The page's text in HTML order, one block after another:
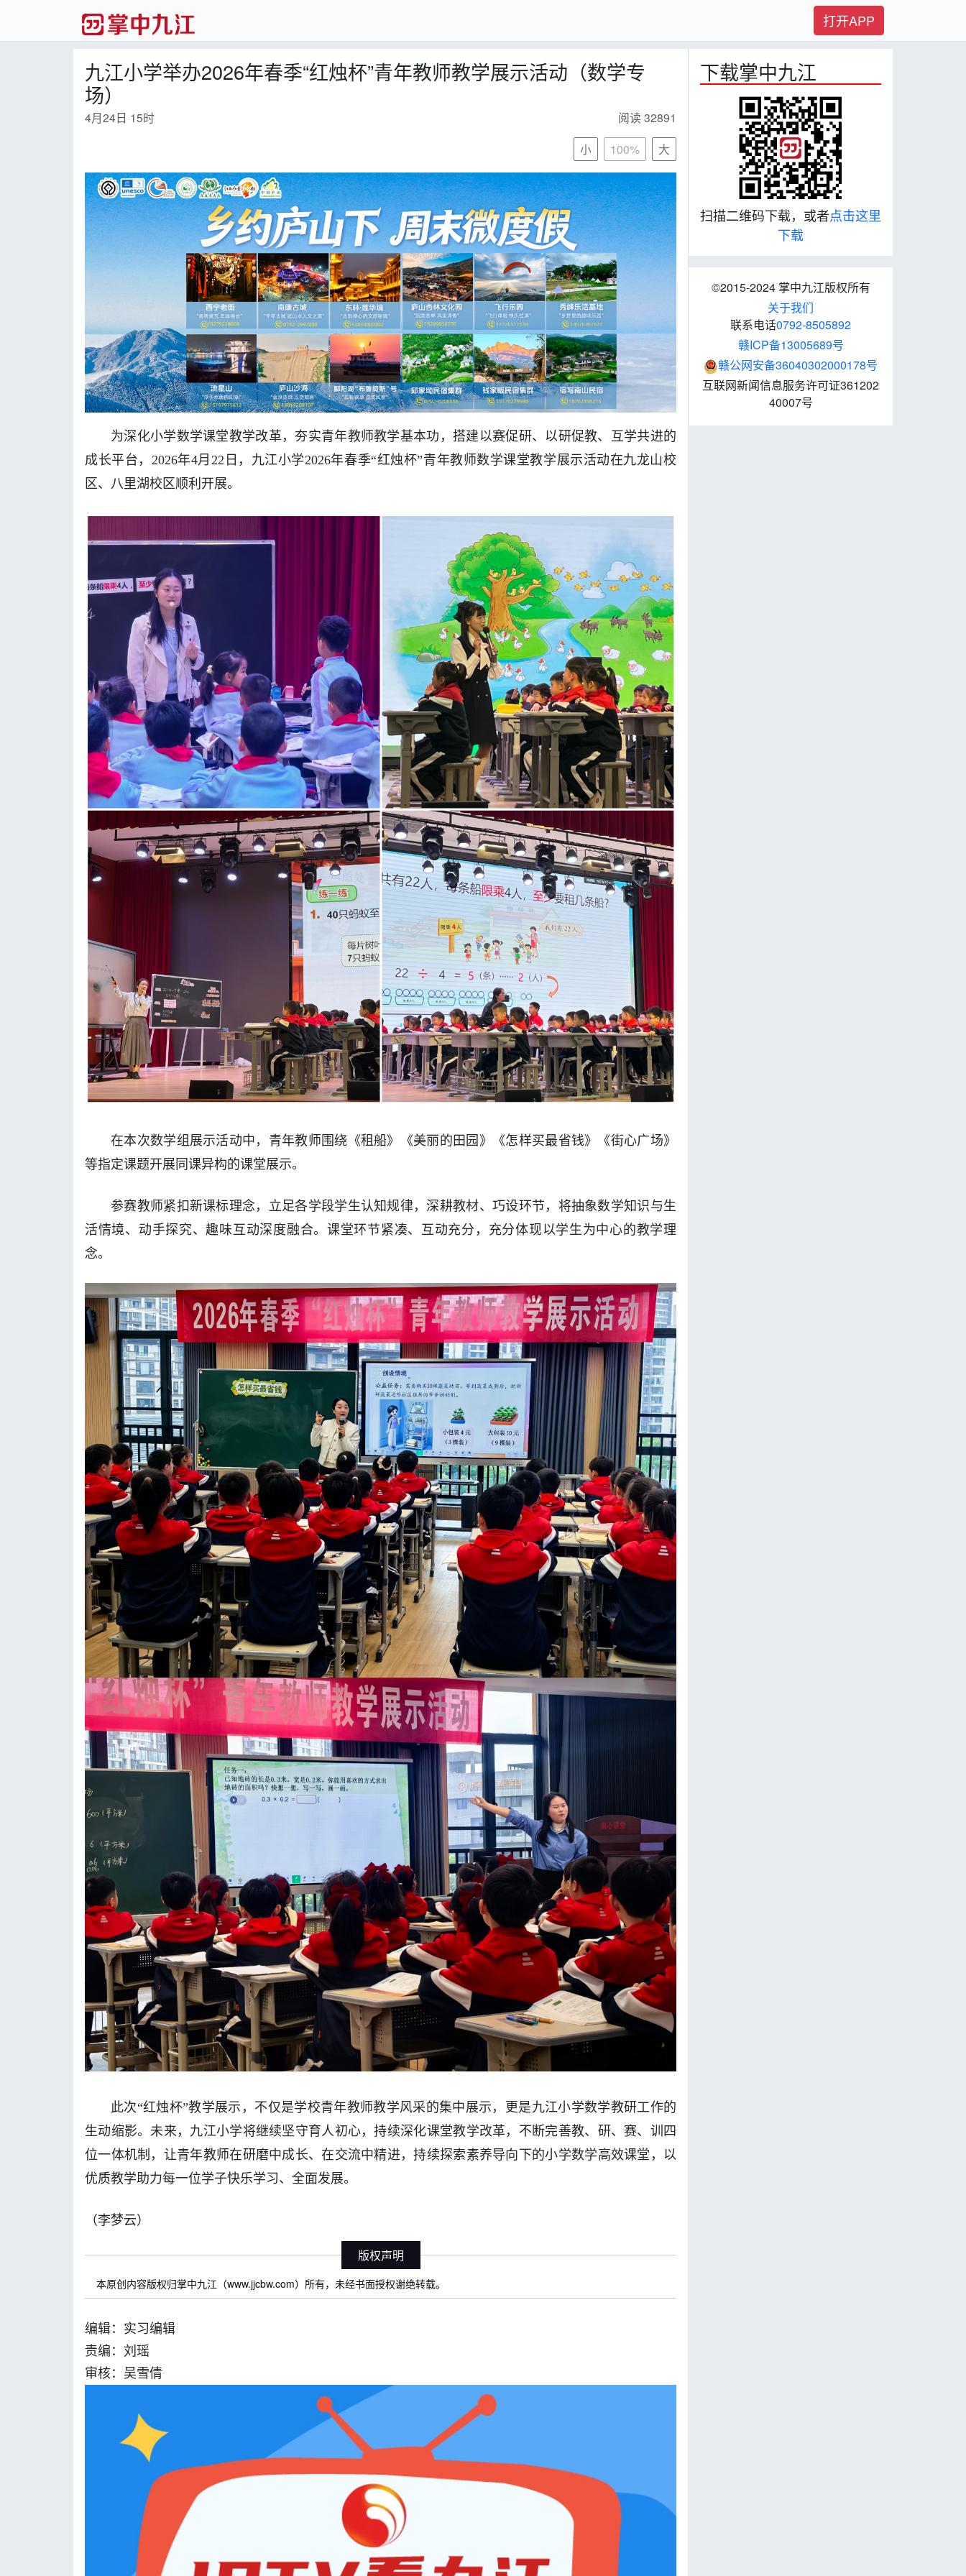
打开APP
九江小学举办2026年春季“红烛杯”青年教师教学展示活动（数学专
场）
4月24日 15时
阅读 32891
小
100% 大
为深化小学数学课堂教学改革，夯实青年教师教学基本功，搭建以赛促研、以研促教、互学共进的
成长平台，2026年4月22日，九江小学2026年春季“红烛杯”青年教师数学课堂教学展示活动在九龙山校
区、八里湖校区顺利开展。
在本次数学组展示活动中，青年教师围绕《租船》《美丽的田园》《怎样买最省钱》《街心广场》
等指定课题开展同课异构的课堂展示。
参赛教师紧扣新课标理念，立足各学段学生认知规律，深耕教材、巧设环节，将抽象数学知识与生
活情境、动手探究、趣味互动深度融合。课堂环节紧凑、互动充分，充分体现以学生为中心的教学理
念。
此次“红烛杯”教学展示，不仅是学校青年教师教学风采的集中展示，更是九江小学数学教研工作的
生动缩影。未来，九江小学将继续坚守育人初心，持续深化课堂教学改革，不断完善教、研、赛、训四
位一体机制，让青年教师在研磨中成长、在交流中精进，持续探索素养导向下的小学数学高效课堂，以
优质教学助力每一位学子快乐学习、全面发展。
（李梦云）
版权声明
本原创内容版权归掌中九江（www.jjcbw.com）所有，未经书面授权谢绝转载。
编辑：实习编辑
责编：刘瑶
审核：吴雪倩
下载掌中九江
扫描二维码下载，或者点击这里
下载
©2015-2024 掌中九江版权所有
关于我们
联系电话0792-8505892
赣ICP备13005689号
赣公网安备36040302000178号
互联网新闻信息服务许可证361202
40007号